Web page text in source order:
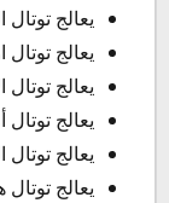
يعالج
يعالج
يعالج توتال
يعالج توتال
يعالج توتال
يعالج